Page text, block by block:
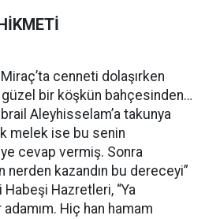
cenneti dolaşırken
bir köşkün bahçesinden…
Aleyhisselam’a takunya
melek ise bu senin
cevap vermiş. Sonra
nerden kazandın bu dereceyi”
Hazretleri, “Ya
Hiç han hamam